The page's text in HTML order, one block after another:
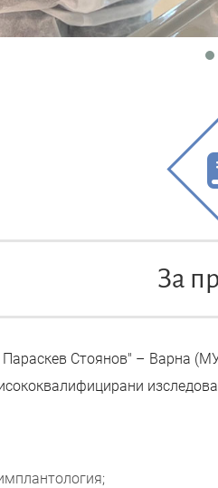
За
Стоянов" – Варна